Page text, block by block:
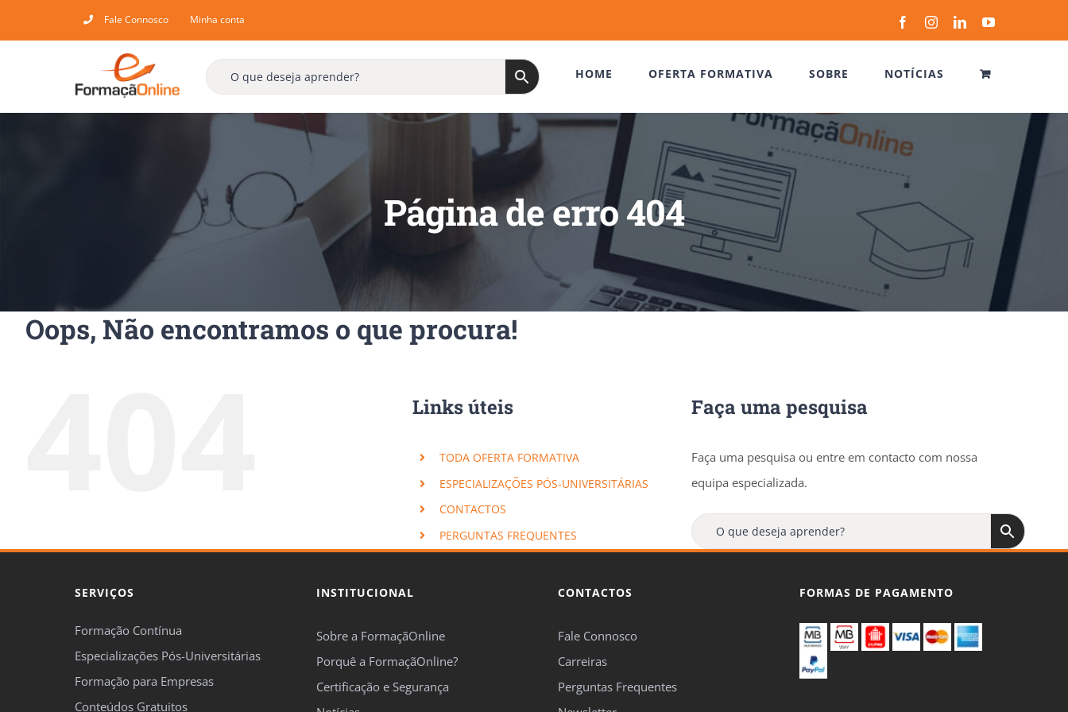
to
Fale Connosco Minha conta FacebookInstagramLinkedInYouTube
HOME OFERTA FORMATIVA SOBRE NOTÍCIAS
Página de erro 404
Oops, Não encontramos o que procura!
Links úteis
TODA OFERTA FORMATIVA
ESPECIALIZAÇÕES PÓS-UNIVERSITÁRIAS
CONTACTOS
PERGUNTAS FREQUENTES
Faça uma pesquisa
Faça uma pesquisa ou entre em contacto com nossa
equipa especializada.
SERVIÇOS
Formação Contínua
Especializações Pós-Universitárias
Formação para Empresas
Conteúdos Gratuitos
INSTITUCIONAL
Sobre a FormaçãOnline
Porquê a FormaçãOnline?
Certificação e Segurança
CONTACTOS
Fale Connosco
Carreiras
Perguntas Frequentes
FORMAS DE PAGAMENTO